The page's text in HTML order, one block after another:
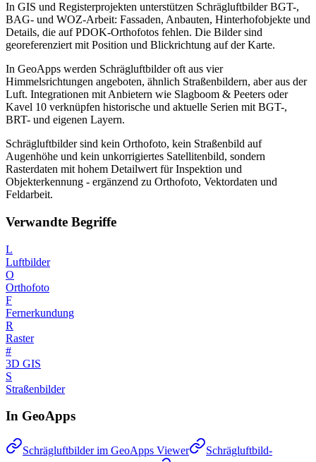
In GIS und Registerprojekten unterstützen Schrägluftbilder BGT-,
BAG- und WOZ-Arbeit: Fassaden, Anbauten, Hinterhofobjekte und
Details, die auf PDOK-Orthofotos fehlen. Die Bilder sind
georeferenziert mit Position und Blickrichtung auf der Karte.
In GeoApps werden Schrägluftbilder oft aus vier
Himmelsrichtungen angeboten, ähnlich Straßenbildern, aber aus der
Luft. Integrationen mit Anbietern wie Slagboom & Peeters oder
Kavel 10 verknüpfen historische und aktuelle Serien mit BGT-,
BRT- und eigenen Layern.
Schrägluftbilder sind kein Orthofoto, kein Straßenbild auf
Augenhöhe und kein unkorrigiertes Satellitenbild, sondern
Rasterdaten mit hohem Detailwert für Inspektion und
Objekterkennung - ergänzend zu Orthofoto, Vektordaten und
Feldarbeit.
Verwandte Begriffe
L
Luftbilder
O
Orthofoto
F
Fernerkundung
R
Raster
#
3D GIS
S
Straßenbilder
In GeoApps
Schrägluftbilder im GeoApps Viewer
Schrägluftbild-